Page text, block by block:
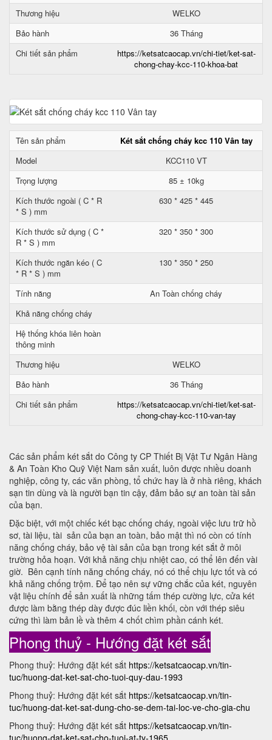
Thương hiệu
WELKO
Bảo hành
36 Tháng
Chi tiết sản phẩm
https://ketsatcaocap.vn/chi-tiet/ket-sat-
chong-chay-kcc-110-khoa-bat
Tên sản phẩm
Két sắt chống cháy kcc 110 Vân tay
Model
KCC110 VT
Trọng lượng
85 ± 10kg
Kích thước ngoài ( C * R
* S ) mm
630 * 425 * 445
Kích thước sử dụng ( C *
R * S ) mm
320 * 350 * 300
Kích thước ngăn kéo ( C
* R * S ) mm
130 * 350 * 250
Tính năng
An Toàn chống cháy
Khả năng chống cháy
Hệ thống khóa liên hoàn
thông minh
Thương hiệu
WELKO
Bảo hành
36 Tháng
Chi tiết sản phẩm
https://ketsatcaocap.vn/chi-tiet/ket-sat-
chong-chay-kcc-110-van-tay
Các sản phẩm két sắt do Công ty CP Thiết Bị Vật Tư Ngân Hàng
& An Toàn Kho Quỹ Việt Nam sản xuất, luôn được nhiều doanh
nghiệp, công ty, các văn phòng, tổ chức hay là ở nhà riêng, khách
sạn tin dùng và là người bạn tin cậy, đảm bảo sự an toàn tài sản
của bạn.
Đặc biệt, với một chiếc két bạc chống cháy, ngoài việc lưu trữ hồ
sơ, tài liệu, tài sản của bạn an toàn, bảo mật thì nó còn có tính
năng chống cháy, bảo vệ tài sản của bạn trong két sắt ở môi
trường hỏa hoạn. Với khả năng chịu nhiệt cao, có thể lên đến vài
giờ. Bên cạnh tính năng chống cháy, nó có thể chịu lực tốt và có
khả năng chống trộm. Để tạo nên sự vững chắc của két, nguyên
vật liệu chính để sản xuất là những tấm thép cường lực, cửa két
được làm bằng thép dày được đúc liền khối, còn với thép siêu
cứng thì làm bản lề và thêm 4 chốt chìm phần cánh két.
Phong thuỷ - Hướng đặt két sắt
Phong thuỷ: Hướng đặt két sắt https://ketsatcaocap.vn/tin-
tuc/huong-dat-ket-sat-cho-tuoi-quy-dau-1993
Phong thuỷ: Hướng đặt két sắt https://ketsatcaocap.vn/tin-
tuc/huong-dat-ket-sat-dung-cho-se-dem-tai-loc-ve-cho-gia-chu
Phong thuỷ: Hướng đặt két sắt https://ketsatcaocap.vn/tin-